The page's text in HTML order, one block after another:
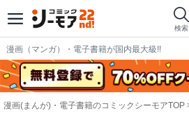
検索
漫画（マンガ）・電子書籍が国内最大級!!
漫画(まんが)・電子書籍のコミックシーモアTOP